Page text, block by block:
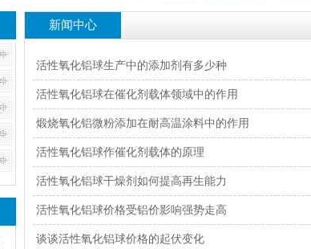
新闻中心
活性氧化铝球生产中的添加剂有多少种
活性氧化铝球在催化剂载体领域中的作用
煅烧氧化铝微粉添加在耐高温涂料中的作用
活性氧化铝球作催化剂载体的原理
活性氧化铝球干燥剂如何提高再生能力
活性氧化铝球价格受铝价影响强势走高
谈谈活性氧化铝球价格的起伏变化